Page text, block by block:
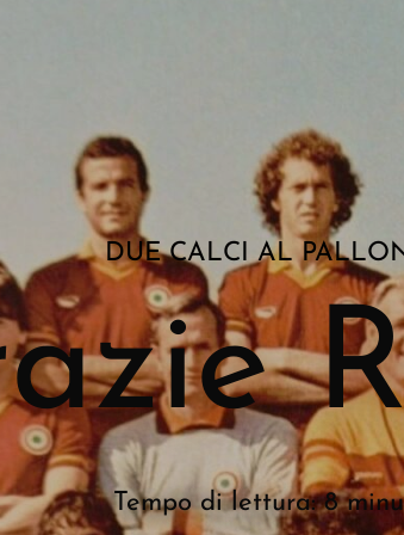
DUE CALCI AL
Tempo di lettura: 8